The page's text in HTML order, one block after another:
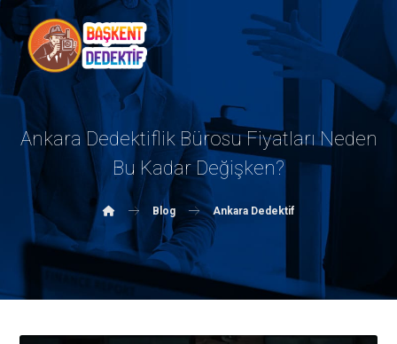
Ankara Dedektiflik Bürosu Fiyatları Neden
Bu Kadar Değişken?
Blog Ankara Dedektif